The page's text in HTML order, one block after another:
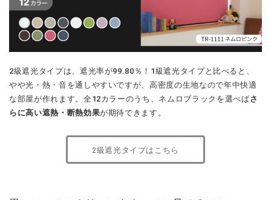
2級遮光タイプは、遮光率が99.80％！1級遮光タイプと比べると、
やや光・熱・音を通しやすいですが、高密度の生地なので年中快適
な部屋が作れます。全12カラーのうち、ネムロブラックを選べばさ
らに高い遮熱・断熱効果が期待できます。
2級遮光タイプはこちら